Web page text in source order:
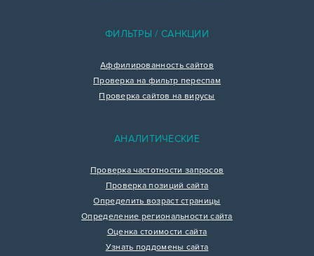
ФИЛЬТРЫ / САНКЦИИ
Аффилированность сайтов
Проверка на фильтр переспам
Проверка сайтов на вирусы
АНАЛИТИЧЕСКИЕ
Проверка частотности запросов
Проверка позиций сайта
Определить возраст страницы
Определение региональности сайта
Оценка стоимости сайта
Узнать поддомены сайта